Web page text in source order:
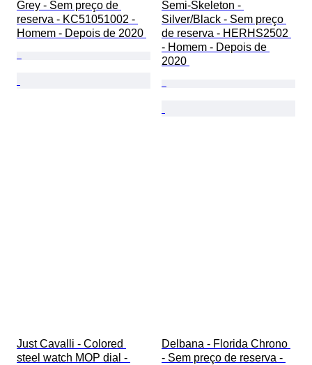
Grey - Sem preço de
reserva - KC51051002 -
Homem - Depois de 2020
Semi-Skeleton -
Silver/Black - Sem preço
de reserva - HERHS2502
- Homem - Depois de
2020
Just Cavalli - Colored
steel watch MOP dial -
Delbana - Florida Chrono
- Sem preço de reserva -